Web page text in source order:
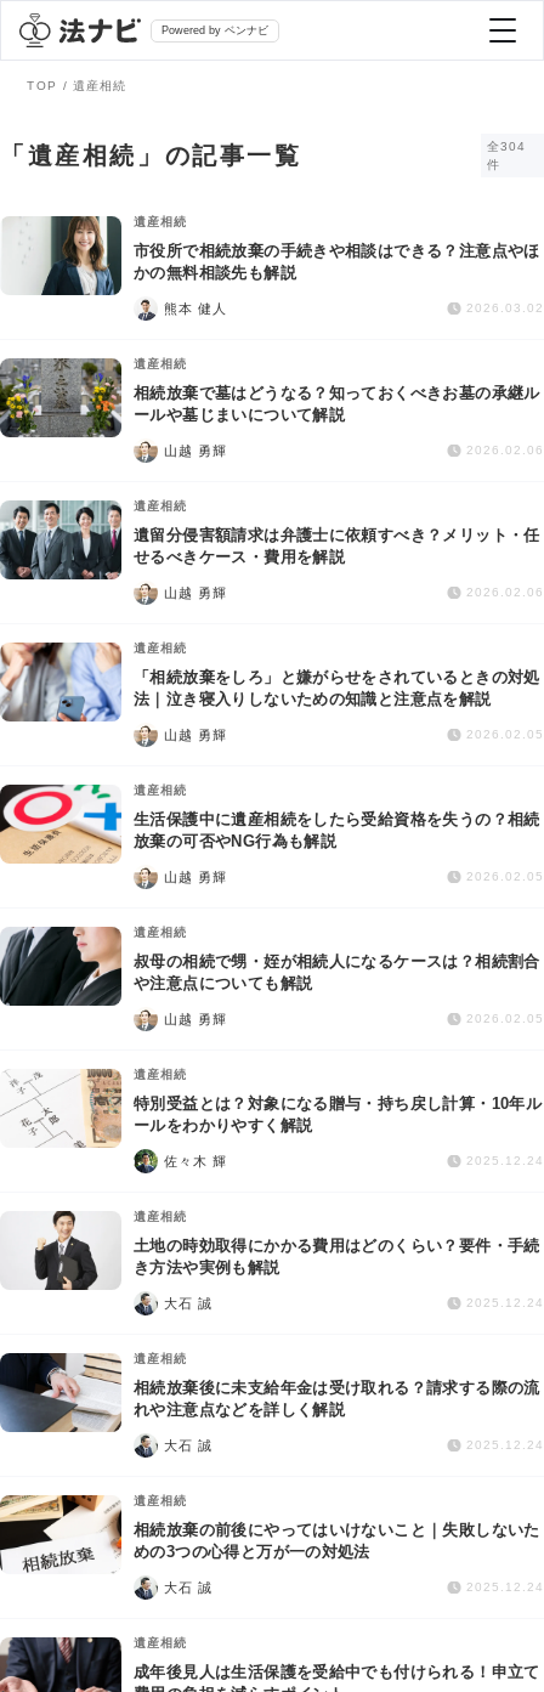
Powered by ベンナビ
全て
法律相談
債務整理
交通事故
労働問題
債権回収
IT・ネット
資金調達
企業法務
弁護士を探す
おすすめ弁護士診断
AI Search Premium
掲載をご検討の弁護士の方へ
TOP 遺産相続
「遺産相続」の記事一覧
全304
件
遺産相続
市役所で相続放棄の手続きや相談はできる？注意点やほ
かの無料相談先も解説
熊本 健人 2026.03.02
遺産相続
相続放棄で墓はどうなる？知っておくべきお墓の承継ル
ールや墓じまいについて解説
山越 勇輝 2026.02.06
遺産相続
遺留分侵害額請求は弁護士に依頼すべき？メリット・任
せるべきケース・費用を解説
山越 勇輝 2026.02.06
遺産相続
「相続放棄をしろ」と嫌がらせをされているときの対処
法｜泣き寝入りしないための知識と注意点を解説
山越 勇輝 2026.02.05
遺産相続
生活保護中に遺産相続をしたら受給資格を失うの？相続
放棄の可否やNG行為も解説
山越 勇輝 2026.02.05
遺産相続
叔母の相続で甥・姪が相続人になるケースは？相続割合
や注意点についても解説
山越 勇輝 2026.02.05
遺産相続
特別受益とは？対象になる贈与・持ち戻し計算・10年ル
ールをわかりやすく解説
佐々木 輝 2025.12.24
遺産相続
土地の時効取得にかかる費用はどのくらい？要件・手続
き方法や実例も解説
大石 誠 2025.12.24
遺産相続
相続放棄後に未支給年金は受け取れる？請求する際の流
れや注意点などを詳しく解説
大石 誠 2025.12.24
遺産相続
相続放棄の前後にやってはいけないこと｜失敗しないた
めの3つの心得と万が一の対処法
大石 誠 2025.12.24
遺産相続
成年後見人は生活保護を受給中でも付けられる！申立て